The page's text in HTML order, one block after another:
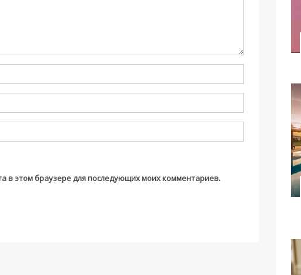
в этом браузере для последующих моих комментариев.